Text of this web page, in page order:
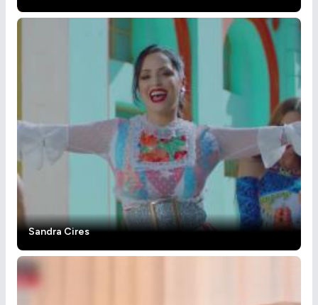
Sandra Cires